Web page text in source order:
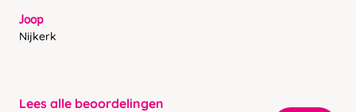
Joop
Nijkerk
Lees alle beoordelingen